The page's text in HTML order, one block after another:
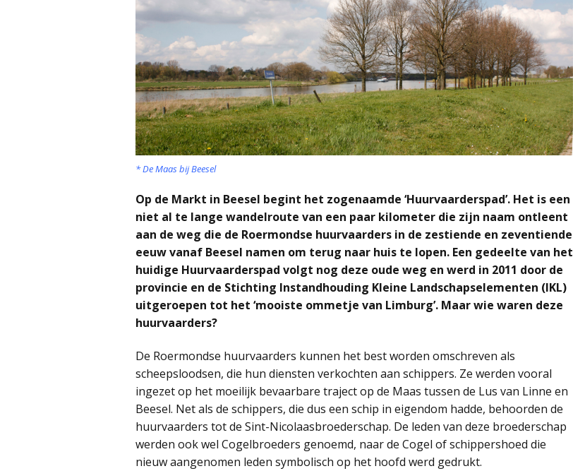
* De Maas bij Beesel
Op de Markt in Beesel begint het zogenaamde ‘Huurvaarderspad’. Het is een
niet al te lange wandelroute van een paar kilometer die zijn naam ontleent
aan de weg die de Roermondse huurvaarders in de zestiende en zeventiende
eeuw vanaf Beesel namen om terug naar huis te lopen. Een gedeelte van het
huidige Huurvaarderspad volgt nog deze oude weg en werd in 2011 door de
provincie en de Stichting Instandhouding Kleine Landschapselementen (IKL)
uitgeroepen tot het ‘mooiste ommetje van Limburg’. Maar wie waren deze
huurvaarders?
De Roermondse huurvaarders kunnen het best worden omschreven als
scheepsloodsen, die hun diensten verkochten aan schippers. Ze werden vooral
ingezet op het moeilijk bevaarbare traject op de Maas tussen de Lus van Linne en
Beesel. Net als de schippers, die dus een schip in eigendom hadde, behoorden de
huurvaarders tot de Sint-Nicolaasbroederschap. De leden van deze broederschap
werden ook wel Cogelbroeders genoemd, naar de Cogel of schippershoed die
nieuw aangenomen leden symbolisch op het hoofd werd gedrukt.